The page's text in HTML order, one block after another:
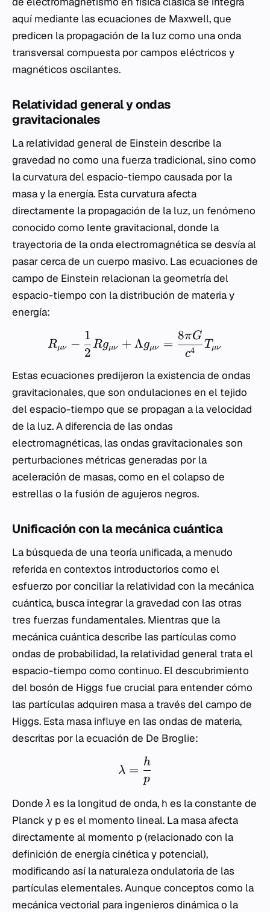
aquí mediante las ecuaciones de Maxwell, que
predicen la propagación de la luz como una onda
transversal compuesta por campos eléctricos y
magnéticos oscilantes.
Relatividad general y ondas
gravitacionales
La relatividad general de Einstein describe la
gravedad no como una fuerza tradicional, sino como
la curvatura del espacio-tiempo causada por la
masa y la energía. Esta curvatura afecta
directamente la propagación de la luz, un fenómeno
conocido como lente gravitacional, donde la
trayectoria de la onda electromagnética se desvía al
pasar cerca de un cuerpo masivo. Las ecuaciones de
campo de Einstein relacionan la geometría del
espacio-tiempo con la distribución de materia y
energía:
Rμν −
2
1
Rgμν + Λgμν =
c4
8πG
T μν
Estas ecuaciones predijeron la existencia de ondas
gravitacionales, que son ondulaciones en el tejido
del espacio-tiempo que se propagan a la velocidad
de la luz. A diferencia de las ondas
electromagnéticas, las ondas gravitacionales son
perturbaciones métricas generadas por la
aceleración de masas, como en el colapso de
estrellas o la fusión de agujeros negros.
Unificación con la mecánica cuántica
La búsqueda de una teoría unificada, a menudo
referida en contextos introductorios como el
esfuerzo por conciliar la relatividad con la mecánica
cuántica, busca integrar la gravedad con las otras
tres fuerzas fundamentales. Mientras que la
mecánica cuántica describe las partículas como
ondas de probabilidad, la relatividad general trata el
espacio-tiempo como continuo. El descubrimiento
del bosón de Higgs fue crucial para entender cómo
las partículas adquiren masa a través del campo de
Higgs. Esta masa influye en las ondas de materia,
descritas por la ecuación de De Broglie:
λ =
p
h
Dondeλes la longitud de onda, h es la constante de
Planck y pes el momento lineal. La masa afecta
directamente al momento p(relacionado con la
definición de energía cinética y potencial),
modificando así la naturaleza ondulatoria de las
partículas elementales. Aunque conceptos como la
mecánica vectorial para ingenieros dinámica o la